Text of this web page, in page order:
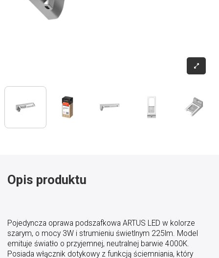
Opis produktu
Pojedyncza oprawa podszafkowa ARTUS LED w kolorze
szarym, o mocy 3W i strumieniu świetlnym 225lm. Model
emituje światło o przyjemnej, neutralnej barwie 4000K.
Posiada włącznik dotykowy z funkcją ściemniania, który